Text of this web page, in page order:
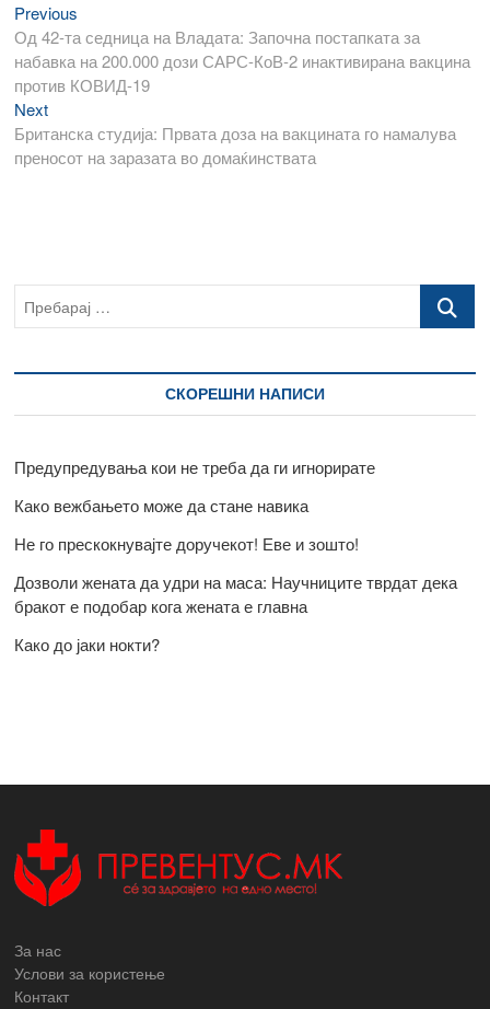
Навигација
на
напис
Previous
post:
Од 42-та седница на Владата: Започна постапката за
набавка на 200.000 дози САРС-КоВ-2 инактивирана вакцина
против КОВИД-19
NextNext
post:
Британска студија: Првата доза на вакцината го намалува
преносот на заразата во домаќинствата
Пребарај
СКОРЕШНИ НАПИСИ
Предупредувања кои не треба да ги игнорирате
Како вежбањето може да стане навика
Не го прескокнувајте доручекот! Еве и зошто!
Дозволи жената да удри на маса: Научниците тврдат дека
бракот е подобар кога жената е главна
Како до јаки нокти?
За нас
Услови за користење
Контакт